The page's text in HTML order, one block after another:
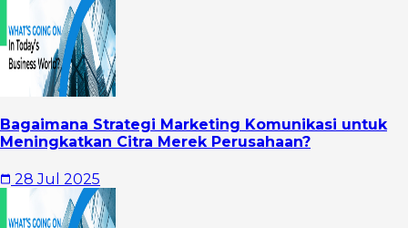
Bagaimana Strategi Marketing Komunikasi untuk
Meningkatkan Citra Merek Perusahaan?
28 Jul 2025